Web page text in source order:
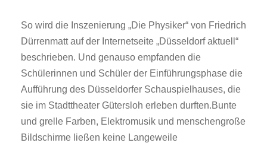
So wird die Inszenierung „Die Physiker“ von Friedrich
Dürrenmatt auf der Internetseite „Düsseldorf aktuell“
beschrieben. Und genauso empfanden die
Schülerinnen und Schüler der Einführungsphase die
Aufführung des Düsseldorfer Schauspielhauses, die
sie im Stadttheater Gütersloh erleben durften.Bunte
und grelle Farben, Elektromusik und menschengroße
Bildschirme ließen keine Langeweile